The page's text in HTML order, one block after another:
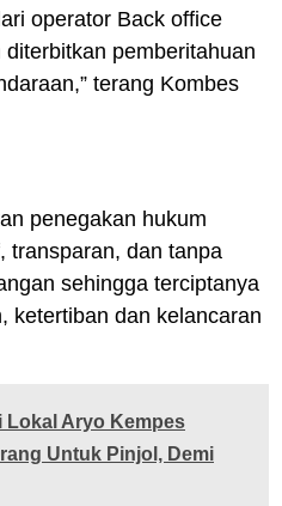
operator Back office
pemberitahuan
terang Kombes
penegakan hukum
transparan, dan tanpa
sehingga terciptanya
ketertiban dan kelancaran
Lokal Aryo Kempes
Untuk Pinjol, Demi